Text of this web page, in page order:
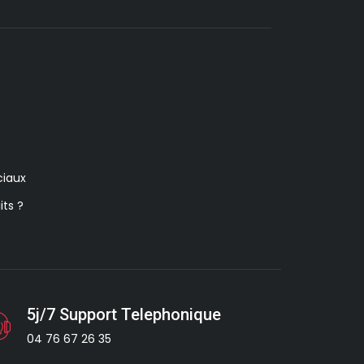
?
5j/7 Support Telephonique
04 76 67 26 35